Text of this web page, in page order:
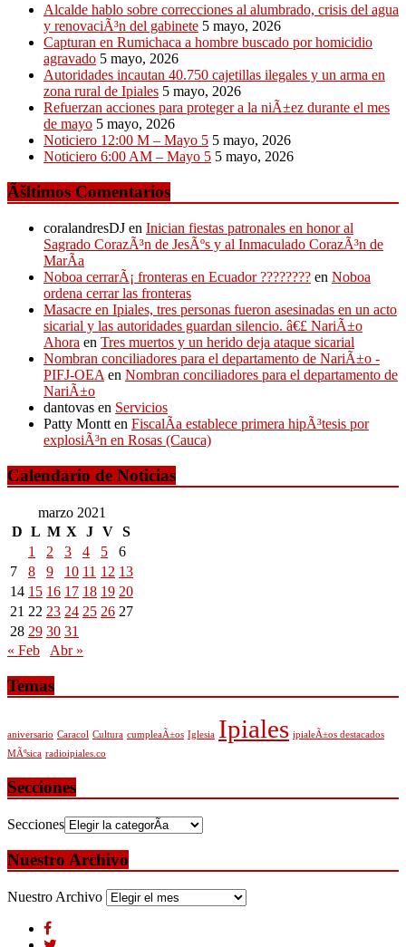
Alcalde hablo sobre correcciones al alumbrado, crisis del agua
y renovaciÃ³n del gabinete 5 mayo, 2026
Capturan en Rumichaca a hombre buscado por homicidio
agravado 5 mayo, 2026
Autoridades incautan 40.750 cajetillas ilegales y un arma en
zona rural de Ipiales 5 mayo, 2026
Refuerzan acciones para proteger a la niÃ±ez durante el mes
de mayo 5 mayo, 2026
Noticiero 12:00 M – Mayo 5 5 mayo, 2026
Noticiero 6:00 AM – Mayo 5 5 mayo, 2026
Ãšltimos Comentarios
coralandresDJ en Inician fiestas patronales en honor al
Sagrado CorazÃ³n de JesÃºs y al Inmaculado CorazÃ³n de
MarÃ­a
Noboa cerrarÃ¡ fronteras en Ecuador ???????? en Noboa
ordena cerrar las fronteras
Masacre en Ipiales, tres personas fueron asesinadas en un acto
sicarial y las autoridades guardan silencio. â€£ NariÃ±o
Ahora en Tres muertos y un herido deja ataque sicarial
Nombran conciliadores para el departamento de NariÃ±o -
PIFJ-OEAen Nombran conciliadores para el departamento de
NariÃ±o
dantovas en Servicios
Patty Montten FiscalÃ­a establece primera hipÃ³tesis por
explosiÃ³n en Rosas (Cauca)
Calendario de Noticias
marzo 2021
D L M X J V S
1
2 3 4 5
6
7
8 9 10 11 12 13
14 15 16 17 18 19 20
21 22 23 24 25 26 27
28 29 30 31
« Feb
Abr »
Temas
aniversario Caracol Cultura cumpleaÃ±os Iglesia Ipiales ipialeÃ±os destacados
MÃºsica radioipiales.co
Secciones
Secciones
Nuestro Archivo
Nuestro Archivo